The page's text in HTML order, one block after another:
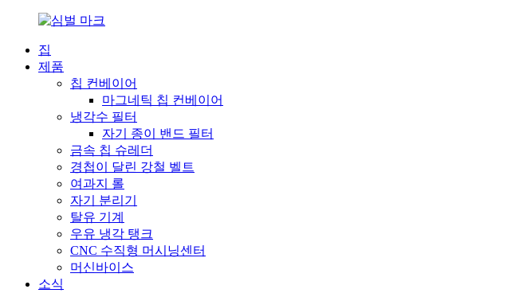
집
제품
칩 컨베이어
마그네틱 칩 컨베이어
냉각수 필터
자기 종이 밴드 필터
금속 칩 슈레더
경첩이 달린 강철 벨트
여과지 롤
자기 분리기
탈유 기계
우유 냉각 탱크
CNC 수직형 머시닝센터
머신바이스
소식